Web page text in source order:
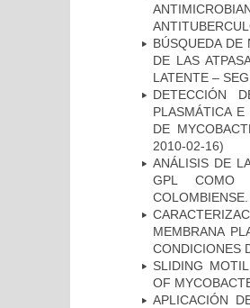
BÚSQUEDA DE
DE LAS
LATENTE –
DETECCIÓN
PLASMÁTICA
DE
2010-02-16)
ANÁLISIS DE
GPL COMO
COLOMBIENSE.
MEMBRANA
CONDICIONES
SLIDING
OF
APLICACIÓN